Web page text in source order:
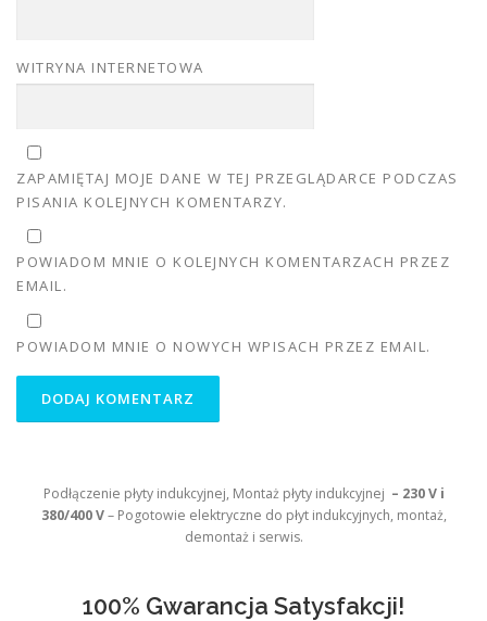
WITRYNA INTERNETOWA
ZAPAMIĘTAJ MOJE DANE W TEJ PRZEGLĄDARCE PODCZAS
PISANIA KOLEJNYCH KOMENTARZY.
POWIADOM MNIE O KOLEJNYCH KOMENTARZACH PRZEZ
EMAIL.
POWIADOM MNIE O NOWYCH WPISACH PRZEZ EMAIL.
Podłączenie płyty indukcyjnej, Montaż płyty indukcyjnej – 230 V i
380/400 V– Pogotowie elektryczne do płyt indukcyjnych, montaż,
demontaż i serwis.
100% Gwarancja Satysfakcji!